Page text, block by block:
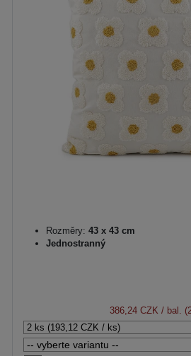
Rozměry: 43 x 43 cm
Jednostranný
386,24 CZK / bal.